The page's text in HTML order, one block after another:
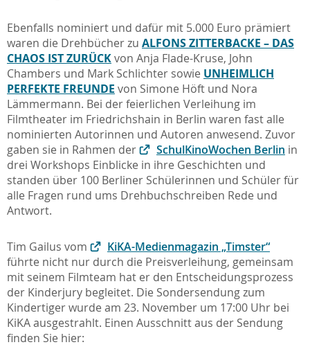
Ebenfalls nominiert und dafür mit 5.000 Euro prämiert
waren die Drehbücher zu ALFONS ZITTERBACKE – DAS
CHAOS IST ZURÜCKvon Anja Flade-Kruse, John
Chambers und Mark Schlichter sowie UNHEIMLICH
PERFEKTE FREUNDE von Simone Höft und Nora
Lämmermann. Bei der feierlichen Verleihung im
Filmtheater im Friedrichshain in Berlin waren fast alle
nominierten Autorinnen und Autoren anwesend. Zuvor
gaben sie in Rahmen der
SchulKinoWochen Berlin in
drei Workshops Einblicke in ihre Geschichten und
standen über 100 Berliner Schülerinnen und Schüler für
alle Fragen rund ums Drehbuchschreiben Rede und
Antwort.
Tim Gailus vom
KiKA-Medienmagazin „Timster“
führte nicht nur durch die Preisverleihung, gemeinsam
mit seinem Filmteam hat er den Entscheidungsprozess
der Kinderjury begleitet. Die Sondersendung zum
Kindertiger wurde am 23. November um 17:00 Uhr bei
KiKA ausgestrahlt. Einen Ausschnitt aus der Sendung
finden Sie hier: